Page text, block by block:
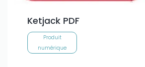
Ketjack PDF
Produit
numérique